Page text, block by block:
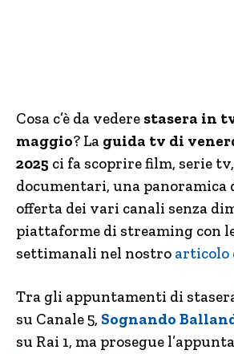
Cosa c’è da vedere stasera in
maggio? La guida tv di
2025 ci fa scoprire film, serie
documentari, una panoramica
offerta dei vari canali senza
piattaforme di streaming con
settimanali nel nostro articolo
Tra gli appuntamenti di
su Canale 5, Sognando
su Rai 1, ma prosegue